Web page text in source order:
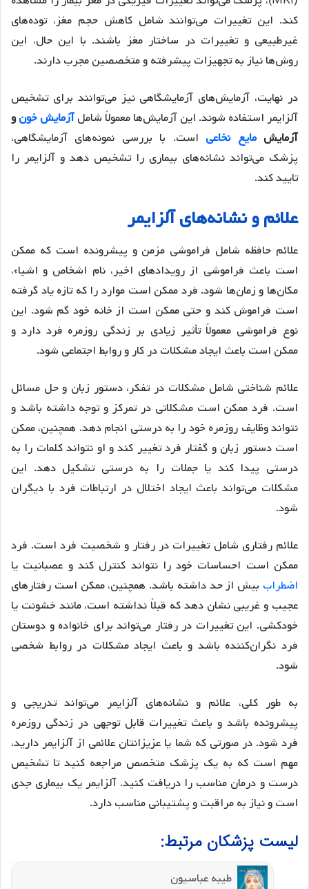
کند. این تغییرات می‌توانند شامل کاهش حجم مغز، توده‌های
غیرطبیعی و تغییرات در ساختار مغز باشند. با این حال، این
روش‌ها نیاز به تجهیزات پیشرفته و متخصصین مجرب دارند.
در نهایت، آزمایش‌های آزمایشگاهی نیز می‌توانند برای تشخیص
آلزایمر استفاده شوند. این آزمایش‌ها معمولاً شاملآزمایش خونو
آزمایشمایع نخاعی است. با بررسی نمونه‌های آزمایشگاهی،
پزشک می‌تواند نشانه‌های بیماری را تشخیص دهد و آلزایمر را
تایید کند.
علائم و نشانه‌های آلزایمر
علائم حافظه شامل فراموشی مزمن و پیشرونده است که ممکن
است باعث فراموشی از رویدادهای اخیر، نام اشخاص و اشیاء،
مکان‌ها و زمان‌ها شود. فرد ممکن است موارد را که تازه یاد گرفته
است فراموش کند و حتی ممکن است از خانه خود گم شود. این
نوع فراموشی معمولاً تأثیر زیادی بر زندگی روزمره فرد دارد و
ممکن است باعث ایجاد مشکلات در کار و روابط اجتماعی شود.
علائم شناختی شامل مشکلات در تفکر، دستور زبان و حل مسائل
است. فرد ممکن است مشکلاتی در تمرکز و توجه داشته باشد و
نتواند وظایف روزمره خود را به درستی انجام دهد. همچنین، ممکن
است دستور زبان و گفتار فرد تغییر کند و او نتواند کلمات را به
درستی پیدا کند یا جملات را به درستی تشکیل دهد. این
مشکلات می‌تواند باعث ایجاد اختلال در ارتباطات فرد با دیگران
شود.
علائم رفتاری شامل تغییرات در رفتار و شخصیت فرد است. فرد
ممکن است احساسات خود را نتواند کنترل کند و عصبانیت یا
اضطراب بیش از حد داشته باشد. همچنین، ممکن است رفتارهای
عجیب و غریبی نشان دهد که قبلاً نداشته است، مانند خشونت یا
خودکشی. این تغییرات در رفتار می‌تواند برای خانواده و دوستان
فرد نگران‌کننده باشد و باعث ایجاد مشکلات در روابط شخصی
شود.
به طور کلی، علائم و نشانه‌های آلزایمر می‌تواند تدریجی و
پیشرونده باشد و باعث تغییرات قابل توجهی در زندگی روزمره
فرد شود. در صورتی که شما یا عزیزانتان علائمی از آلزایمر دارید،
مهم است که به یک پزشک متخصص مراجعه کنید تا تشخیص
درست و درمان مناسب را دریافت کنید. آلزایمر یک بیماری جدی
است و نیاز به مراقبت و پشتیبانی مناسب دارد.
لیست پزشکان مرتبط:
طیبه عباسیون